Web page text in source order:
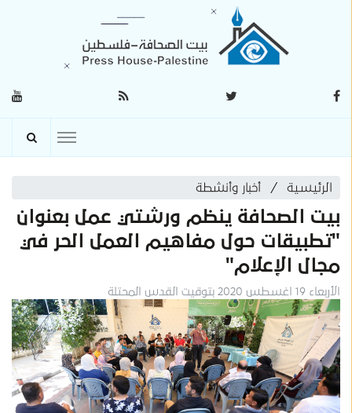
الرئيسية أخبار وأنشطة
بيت الصحافة ينظم ورشتي عمل بعنوان
"تطبيقات حول مفاهيم العمل الحر في
مجال الإعلام"
الأربعاء 19 اغسطس 2020 بتوقيت القدس المحتلة